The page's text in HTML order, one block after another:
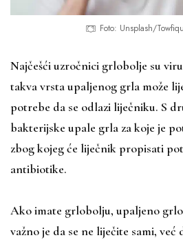
Foto: Unsplash/
Najčešći uzročnici grlobolje su
takva vrsta upaljenog grla može
potrebe da se odlazi liječniku. S
bakterijske upale grla za koje je
zbog kojeg će liječnik propisati
antibiotike.
Ako imate grlobolju, upaljeno
važno je da se ne liječite sami, već